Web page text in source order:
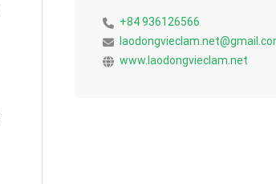
+84 936126566
www.laodongvieclam.net